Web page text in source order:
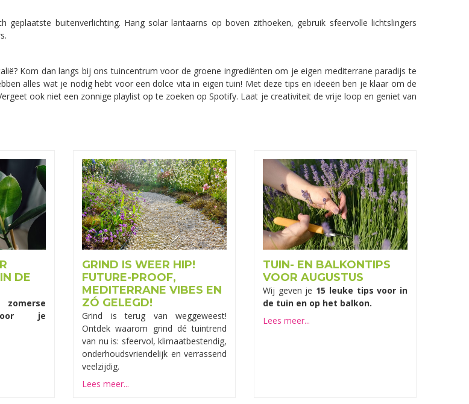
buitenverlichting. Hang solar lantaarns op boven zithoeken, gebruik sfeervolle lichtslingers
Kom dan langs bij ons tuincentrum voor de groene ingrediënten om je eigen mediterrane paradijs te
alles wat je nodig hebt voor een dolce vita in eigen tuin! Met deze tips en ideeën ben je klaar om de
ook niet een zonnige playlist op te zoeken op Spotify. Laat je creativiteit de vrije loop en geniet van
DE
zomerse
je
GRIND IS WEER HIP!
FUTURE-PROOF,
MEDITERRANE VIBES EN
ZÓ GELEGD!
Grind is terug van weggeweest!
Ontdek waarom grind dé tuintrend
van nu is: sfeervol, klimaatbestendig,
onderhoudsvriendelijk en verrassend
veelzijdig.
Lees meer...
TUIN- EN BALKONTIPS
VOOR AUGUSTUS
Wij geven je 15 leuke tips voor in
de tuin en op het balkon.
Lees meer...